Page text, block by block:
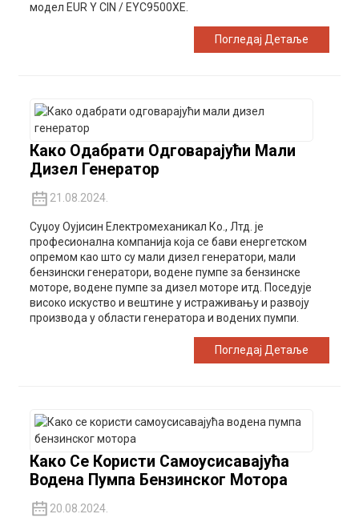
модел EUR Y CIN / EYC9500XE.
Погледај Детаље
Како Одабрати Одговарајући Мали
Дизел Генератор
21.08.2024.
Суџоу Оујисин Електромеханикал Ко., Лтд. је
професионална компанија која се бави енергетском
опремом као што су мали дизел генератори, мали
бензински генератори, водене пумпе за бензинске
моторе, водене пумпе за дизел моторе итд. Поседује
високо искуство и вештине у истраживању и развоју
производа у области генератора и водених пумпи.
Погледај Детаље
Како Се Користи Самоусисавајућа
Водена Пумпа Бензинског Мотора
20.08.2024.